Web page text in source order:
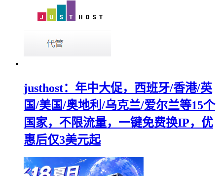
justhost：年中大促，西班牙/香港/英
国/美国/奥地利/乌克兰/爱尔兰等15个
国家，不限流量，一键免费换IP，优
惠后仅3美元起